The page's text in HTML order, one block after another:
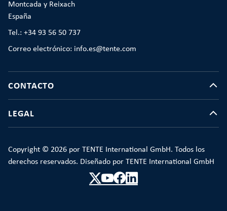
Montcada y Reixach
España
Tel.: +34 93 56 50 737
Correo electrónico: info.es@tente.com
CONTACTO
LEGAL
Copyright © 2026 por TENTE International GmbH. Todos los
derechos reservados. Diseñado por TENTE International GmbH